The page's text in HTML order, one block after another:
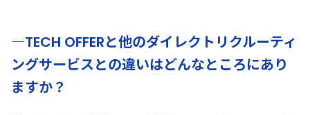
―TECH OFFERと他のダイレクトリクルーティ
ングサービスとの違いはどんなところにあり
ますか？